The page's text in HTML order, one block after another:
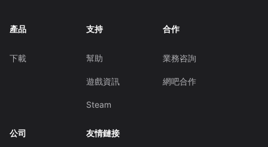
產品
下載
支持
幫助
遊戲資訊
Steam
合作
業務咨詢
網吧合作
公司 友情鏈接